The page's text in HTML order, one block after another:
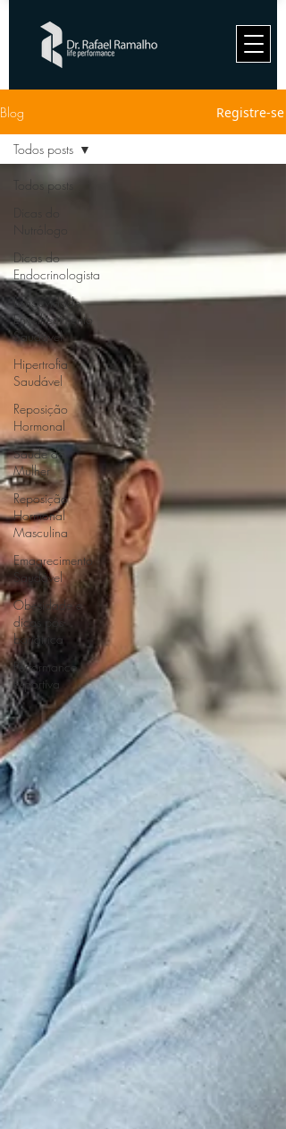
Blog Registre-se
Todos posts
Dicas do
Endocrinologista
Longevidade
Envelhecimento
Saudável
Hipertrofia
Saudável
Reposição
Hormonal
Saúde da
Mulher
Reposição
Hormonal
Masculina
Emagrecimento
Saudável
Obesidade e
dicas pós-
bariátrica
Performance
Esportiva
Todos posts